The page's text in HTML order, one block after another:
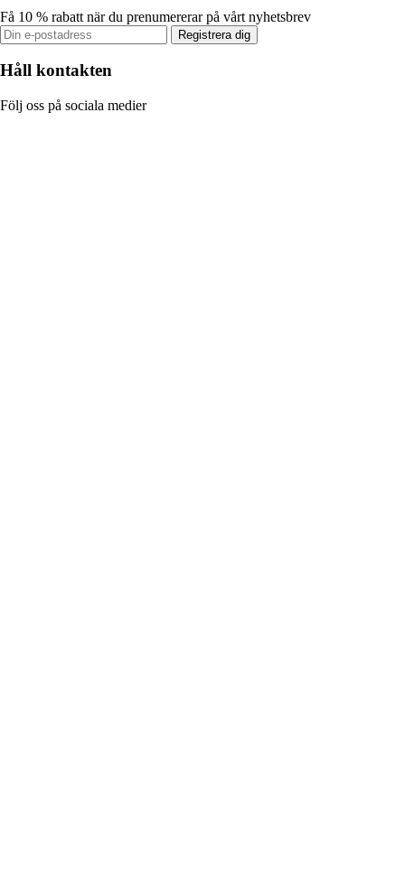
Få 10 % rabatt när du prenumererar på vårt nyhetsbrev
Registrera dig
Håll kontakten
Följ oss på sociala medier